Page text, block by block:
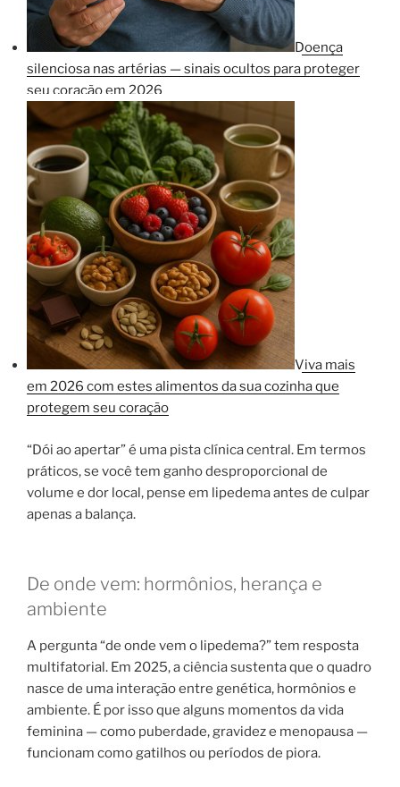
Doença
silenciosa nas artérias — sinais ocultos para proteger
seu coração em 2026
Viva mais
em 2026 com estes alimentos da sua cozinha que
protegem seu coração
“Dói ao apertar” é uma pista clínica central. Em termos
práticos, se você tem ganho desproporcional de
volume e dor local, pense em lipedema antes de culpar
apenas a balança.
De onde vem: hormônios, herança e
ambiente
A pergunta “de onde vem o lipedema?” tem resposta
multifatorial. Em 2025, a ciência sustenta que o quadro
nasce de uma interação entre genética, hormônios e
ambiente. É por isso que alguns momentos da vida
feminina — como puberdade, gravidez e menopausa —
funcionam como gatilhos ou períodos de piora.